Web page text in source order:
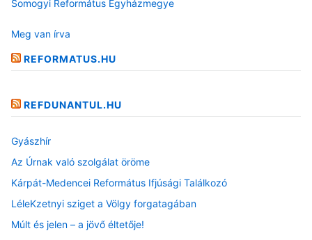
Somogyi Református Egyházmegye
Meg van írva
REFORMATUS.HU
REFDUNANTUL.HU
Gyászhír
Az Úrnak való szolgálat öröme
Kárpát-Medencei Református Ifjúsági Találkozó
LéleKzetnyi sziget a Völgy forgatagában
Múlt és jelen – a jövő éltetője!